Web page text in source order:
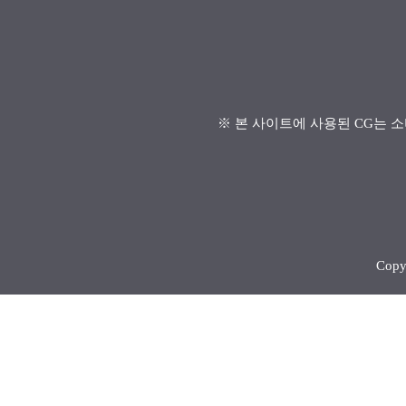
※ 본 사이트에 사용된 CG는